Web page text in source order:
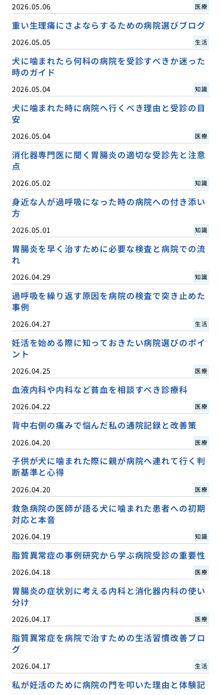
2026.05.06 医療
重い生理痛にさよならするための病院選びブログ
2026.05.05 生活
犬に噛まれたら何科の病院を受診すべきか迷った
時のガイド
2026.05.04 知識
犬に噛まれた時に病院へ行くべき理由と受診の目
安
2026.05.04 医療
消化器専門医に聞く胃腸炎の適切な受診先と注意
点
2026.05.02 知識
身近な人が過呼吸になった時の病院への付き添い
方
2026.05.01 知識
胃腸炎を早く治すために必要な検査と病院での流
れ
2026.04.29 知識
過呼吸を繰り返す原因を病院の検査で突き止めた
事例
2026.04.27 生活
妊活を始める際に知っておきたい病院選びのポイ
ント
2026.04.25 医療
血液内科や内科など貧血を相談すべき診療科
2026.04.22 医療
背中右側の痛みで悩んだ私の通院記録と改善策
2026.04.20 医療
子供が犬に噛まれた際に親が病院へ連れて行く判
断基準と心得
2026.04.20 医療
救急病院の医師が語る犬に噛まれた患者への初期
対応と本音
2026.04.19 知識
脂質異常症の事例研究から学ぶ病院受診の重要性
2026.04.18 医療
胃腸炎の症状別に考える内科と消化器内科の使い
分け
2026.04.17 医療
脂質異常症を病院で治すための生活習慣改善ブロ
グ
2026.04.17 生活
私が妊活のために病院の門を叩いた理由と体験記